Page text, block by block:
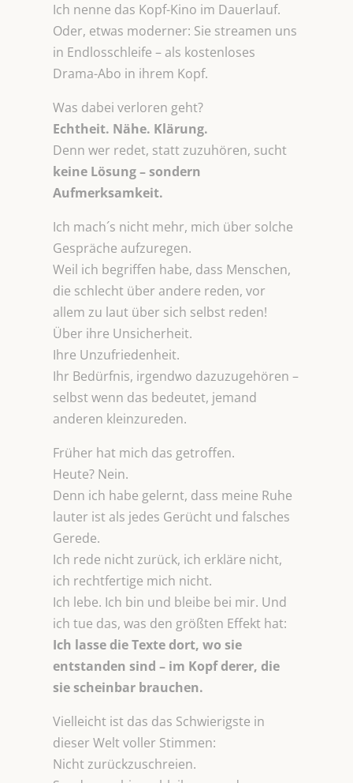
Ich nenne das Kopf-Kino im Dauerlauf.
Oder, etwas moderner: Sie streamen uns
in Endlosschleife – als kostenloses
Drama-Abo in ihrem Kopf.
Was dabei verloren geht?
Echtheit. Nähe. Klärung.
Denn wer redet, statt zuzuhören, sucht
keine Lösung – sondern
Aufmerksamkeit.
Ich mach´s nicht mehr, mich über solche
Gespräche aufzuregen.
Weil ich begriffen habe, dass Menschen,
die schlecht über andere reden, vor
allem zu laut über sich selbst reden!
Über ihre Unsicherheit.
Ihre Unzufriedenheit.
Ihr Bedürfnis, irgendwo dazuzugehören –
selbst wenn das bedeutet, jemand
anderen kleinzureden.
Früher hat mich das getroffen.
Heute? Nein.
Denn ich habe gelernt, dass meine Ruhe
lauter ist als jedes Gerücht und falsches
Gerede.
Ich rede nicht zurück, ich erkläre nicht,
ich rechtfertige mich nicht.
Ich lebe. Ich bin und bleibe bei mir. Und
ich tue das, was den größten Effekt hat:
Ich lasse die Texte dort, wo sie
entstanden sind – im Kopf derer, die
siescheinbar brauchen.
Vielleicht ist das das Schwierigste in
dieser Welt voller Stimmen:
Nicht zurückzuschreien.